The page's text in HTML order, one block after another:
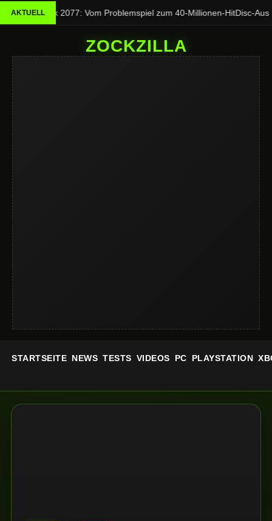
AKTUELL
Cyberpunk 2077: Vom Problemspiel zum 40-Millionen-HitDisc-Aus
ZOCKZILLA
STARTSEITE NEWS TESTS VIDEOS PC PLAYSTATION